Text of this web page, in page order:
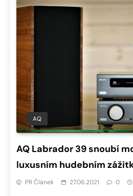
AQ
AQ Labrador 39 snoubí
luxusním hudebním
PR Článek 27.06.2021 0